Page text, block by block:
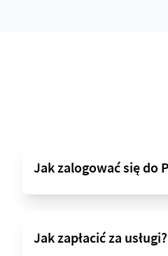
Jak zalogować się do
Jak zapłacić za usługi?